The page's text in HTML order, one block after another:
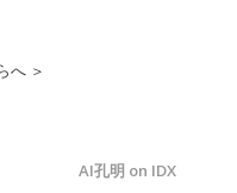
へ ＞
AI孔明 on IDX